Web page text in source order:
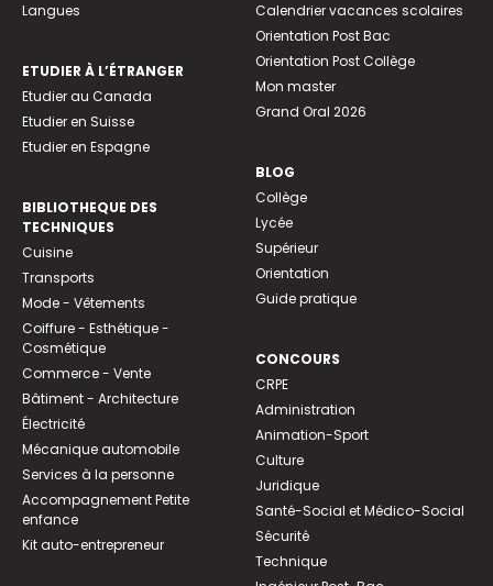
Langues
ETUDIER À L’ÉTRANGER
Etudier au Canada
Etudier en Suisse
Etudier en Espagne
BIBLIOTHEQUE DES
TECHNIQUES
Cuisine
Transports
Mode - Vêtements
Coiffure - Esthétique -
Cosmétique
Commerce - Vente
Bâtiment - Architecture
Électricité
Mécanique automobile
Services à la personne
Accompagnement Petite
enfance
Kit auto-entrepreneur
Calendrier vacances scolaires
Orientation Post Bac
Orientation Post Collège
Mon master
Grand Oral 2026
BLOG
Collège
Lycée
Supérieur
Orientation
Guide pratique
CONCOURS
CRPE
Administration
Animation-Sport
Culture
Juridique
Santé-Social et Médico-Social
Sécurité
Technique